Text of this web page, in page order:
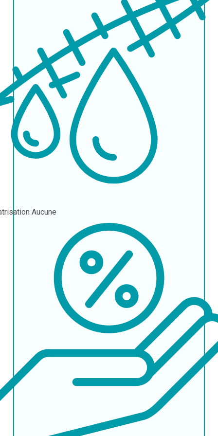
Aucune